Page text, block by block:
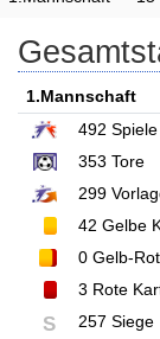
1.Mannschaft
492 Spiele
353 Tore
299
42 Gelbe
0 Gelb-
3 Rote
S 257 Siege